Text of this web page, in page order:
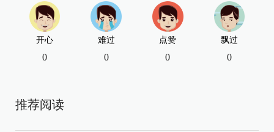
开心
0
难过
0
点赞
0
飘过
0
推荐阅读